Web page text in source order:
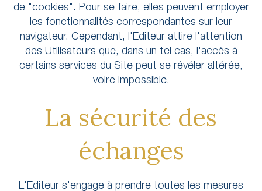
de "cookies". Pour se faire, elles peuvent employer
les fonctionnalités correspondantes sur leur
navigateur. Cependant, l'Editeur attire l'attention
des Utilisateurs que, dans un tel cas, l'accès à
certains services du Site peut se révéler altérée,
voire impossible.
La sécurité des
échanges
L'Editeur s'engage à prendre toutes les mesures